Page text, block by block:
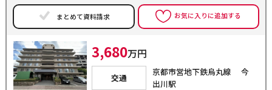
まとめて資料請求 お気に入りに追加する
3,680万円
交通
京都市営地下鉄烏丸線 今
出川駅